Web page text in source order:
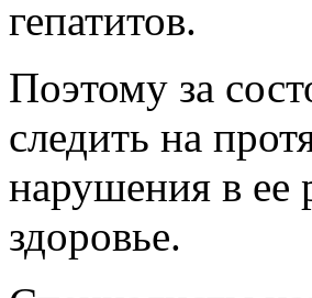
гепатитов.
Поэтому за
следить на
нарушения в ее
здоровье.